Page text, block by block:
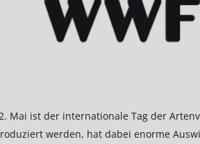
Mai ist der internationale Tag der
werden, hat dabei enorme